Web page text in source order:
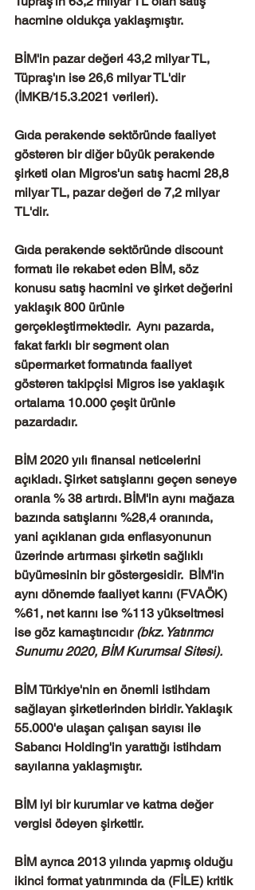
hacmine oldukça yaklaşmıştır.
BİM'in pazar değeri 43,2 milyar TL,
Tüpraş'ın ise 26,6 milyar TL'dir
(İMKB/15.3.2021 verileri).
Gıda perakende sektöründe faaliyet
gösteren bir diğer büyük perakende
şirketi olan Migros'un satış hacmi 28,8
milyar TL, pazar değeri de 7,2 milyar
TL'dir.
Gıda perakende sektöründe discount
formatı ile rekabet eden BİM, söz
konusu satış hacmini ve şirket değerini
yaklaşık 800 ürünle
gerçekleştirmektedir.  Aynı pazarda,
fakat farklı bir segment olan
süpermarket formatında faaliyet
gösteren takipçisi Migros ise yaklaşık
ortalama 10.000 çeşit ürünle
pazardadır.
BİM 2020 yılı finansal neticelerini
açıkladı. Şirket satışlarını geçen seneye
oranla % 38 artırdı. BİM'in aynı mağaza
bazında satışlarını %28,4 oranında,
yani açıklanan gıda enflasyonunun
üzerinde artırması şirketin sağlıklı
büyümesinin bir göstergesidir.  BİM'in
aynı dönemde faaliyet karını (FVAÖK)
%61, net karını ise %113 yükseltmesi
ise göz kamaştırıcıdır (bkz. Yatırımcı
Sunumu 2020, BİM Kurumsal Sitesi).
BİM Türkiye'nin en önemli istihdam
sağlayan şirketlerinden biridir. Yaklaşık
55.000'e ulaşan çalışan sayısı ile
Sabancı Holding'in yarattığı istihdam
sayılarına yaklaşmıştır.
BİM iyi bir kurumlar ve katma değer
vergisi ödeyen şirkettir.
BİM ayrıca 2013 yılında yapmış olduğu
ikinci format yatırımında da (FİLE) kritik